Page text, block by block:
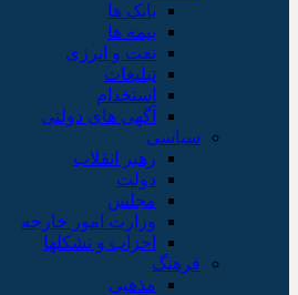
بانک ها
بیمه ها
نفت و انرژی
تبلیغات
استخدام
آگهی های دولتی
سیاسی
رهبر انقلاب
دولت
مجلس
وزارت امور خارجه
احزاب و تشکلها
فرهنگ
مذهبی